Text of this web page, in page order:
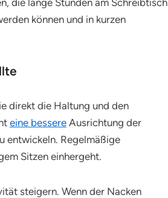
die lange Stunden am Schreibtisch
können und in kurzen
direkt die Haltung und den
eine bessere Ausrichtung der
entwickeln. Regelmäßige
Sitzen einhergeht.
steigern. Wenn der Nacken